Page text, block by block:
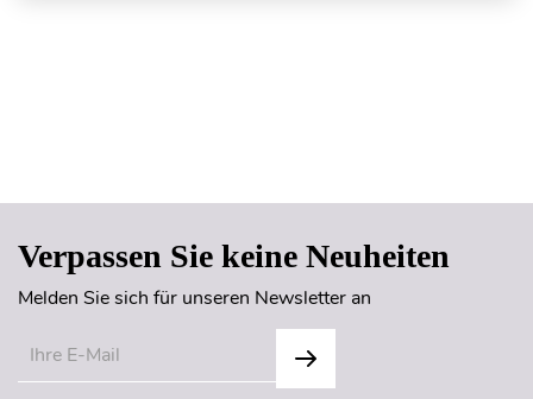
Verpassen Sie keine Neuheiten
Melden Sie sich für unseren Newsletter an